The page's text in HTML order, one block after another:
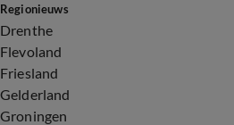
Regionieuws
Drenthe
Flevoland
Friesland
Gelderland
Groningen